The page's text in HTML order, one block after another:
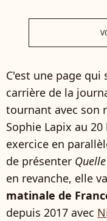
C'est une page
carrière de la
tournant avec son
Sophie Lapix au
exercice en
de présenter
en revanche, elle
matinale de
depuis 2017 avec